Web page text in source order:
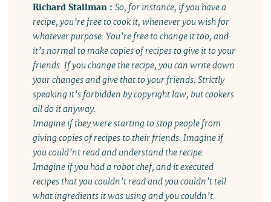
Richard Stallman :So, for instance, if you have a
recipe, you’re free to cook it, whenever you wish for
whatever purpose. You’re free to change it too, and
it’s normal to make copies of recipes to give it to your
friends. If you change the recipe, you can write down
your changes and give that to your friends. Strictly
speaking it’s forbidden by copyright law, but cookers
all do it anyway.
Imagine if they were starting to stop people from
giving copies of recipes to their friends. Imagine if
you could’nt read and understand the recipe.
Imagine if you had a robot chef, and it executed
recipes that you couldn’t read and you couldn’t tell
what ingredients it was using and you couldn’t